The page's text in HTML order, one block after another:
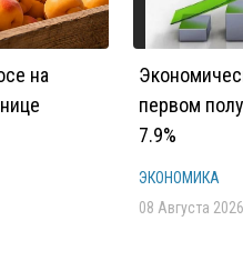
на
первом
7.9%
ЭКОНОМИКА
08 Августа